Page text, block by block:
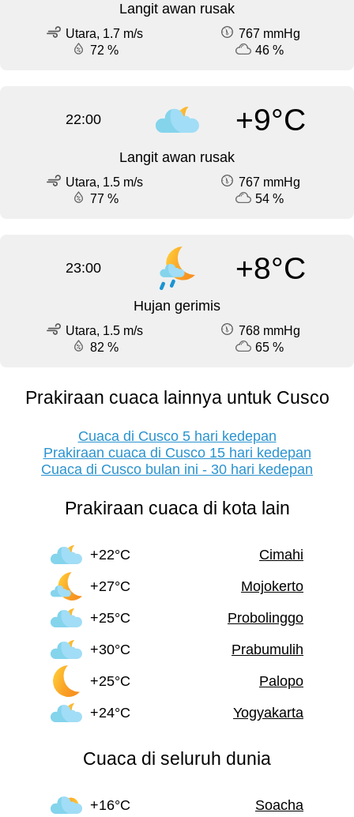
Langit awan rusak
Utara, 1.7 m/s
767 mmHg
72 %
46 %
22:00 +9°C
Langit awan rusak
Utara, 1.5 m/s
767 mmHg
77 %
54 %
23:00 +8°C
Hujan gerimis
Utara, 1.5 m/s
768 mmHg
82 %
65 %
Prakiraan cuaca lainnya untuk Cusco
Cuaca di Cusco 5 hari kedepan
Prakiraan cuaca di Cusco 15 hari kedepan
Cuaca di Cusco bulan ini - 30 hari kedepan
Prakiraan cuaca di kota lain
+22°C
Cimahi
+27°C
Mojokerto
+25°C
Probolinggo
+30°C
Prabumulih
+25°C
Palopo
+24°C
Yogyakarta
Cuaca di seluruh dunia
+16°C Soacha